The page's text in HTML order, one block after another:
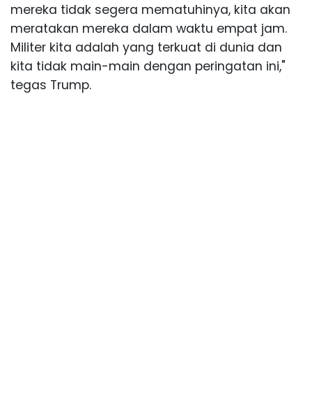
mereka tidak segera mematuhinya, kita akan
meratakan mereka dalam waktu empat jam.
Militer kita adalah yang terkuat di dunia dan
kita tidak main-main dengan peringatan ini,"
tegas Trump.